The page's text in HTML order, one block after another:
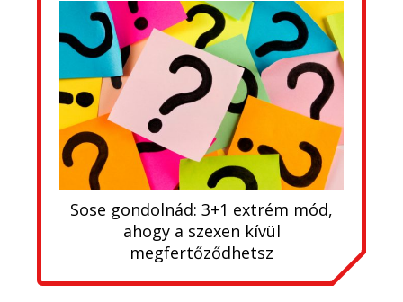
Sose gondolnád: 3+1 extrém mód,
ahogy a szexen kívül
megfertőződhetsz